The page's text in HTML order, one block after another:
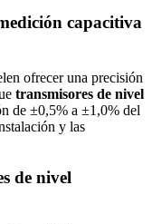
capacitiva
ofrecer una precisión
transmisores de nivel
de ±0,5% a ±1,0% del
y las
de nivel